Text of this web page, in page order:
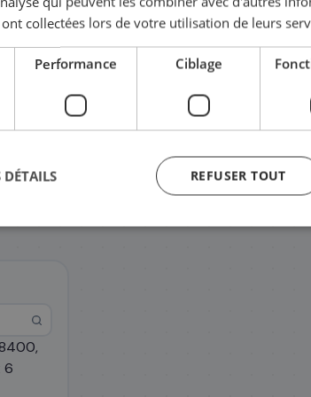
6
213 ,48 € ,08
collectées lors de votre utilisation de leurs
Performance Ciblage
REFUSER TOUT
DÉTAILS